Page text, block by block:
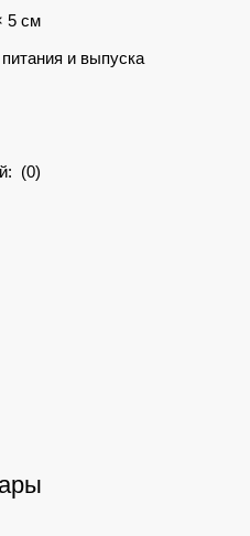
5 см
и выпуска
(0)